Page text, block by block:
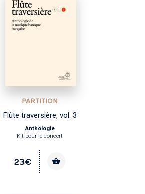
PARTITION
Flûte traversière, vol. 3
Anthologie
Kit pour le concert
23€